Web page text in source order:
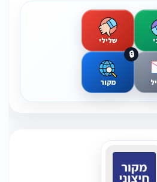
שלילי
מקור
🔒